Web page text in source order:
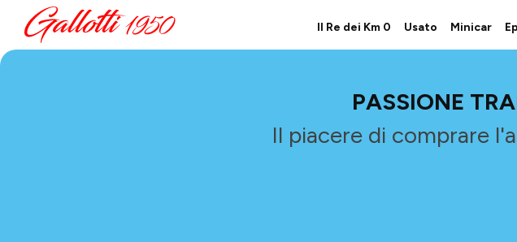
Il Re dei Km 0 Usato Minicar
PASSIONE
Il piacere di comprare